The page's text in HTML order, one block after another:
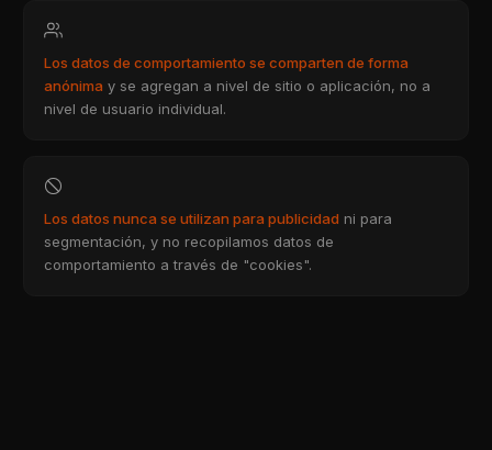
Los datos de comportamiento se comparten de forma
anónima y se agregan a nivel de sitio o aplicación, no a
nivel de usuario individual.
Los datos nunca se utilizan para publicidad ni para
segmentación, y no recopilamos datos de
comportamiento a través de "cookies".